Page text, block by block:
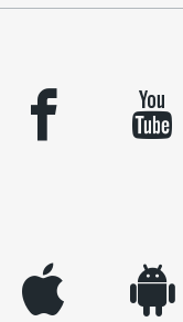
facebook youtube
appleinc android